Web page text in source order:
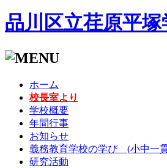
品川区立荏原平塚
ホーム
校長室より
学校概要
年間行事
お知らせ
義務教育学校の学び (小中一
研究活動